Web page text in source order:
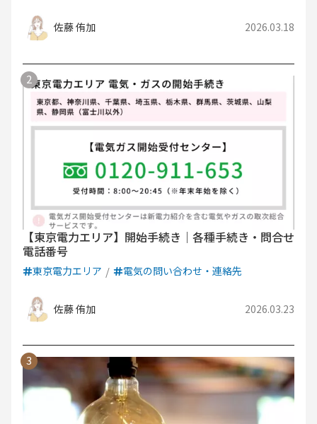
佐藤 侑加 2026.03.18
【東京電力エリア】開始手続き｜各種手続き・問合せ
電話番号
東京電力エリア 電気の問い合わせ・連絡先
佐藤 侑加 2026.03.23